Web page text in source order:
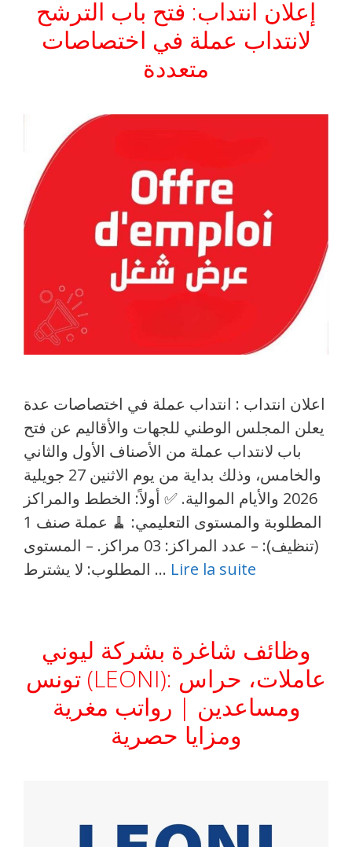
إعلان انتداب: فتح باب الترشح
لانتداب عملة في اختصاصات
متعددة
اعلان انتداب : انتداب عملة في اختصاصات عدة
يعلن المجلس الوطني للجهات والأقاليم عن فتح
باب لانتداب عملة من الأصناف الأول والثاني
والخامس، وذلك بداية من يوم الاثنين 27 جويلية
2026 والأيام الموالية. ✅ أولاً: الخطط والمراكز
المطلوبة والمستوى التعليمي: 🧹 عملة صنف 1
(تنظيف): – عدد المراكز: 03 مراكز. – المستوى
المطلوب: لا يشترط … Lire la suite
وظائف شاغرة بشركة ليوني
تونس (LEONI): عاملات، حراس
ومساعدين | رواتب مغرية
ومزايا حصرية